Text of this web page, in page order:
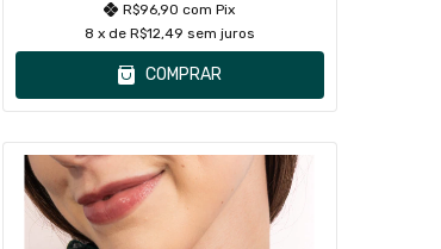
R$96,90com Pix
8 x de R$12,49 sem juros
COMPRAR